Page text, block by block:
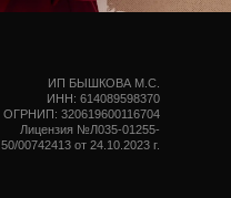
ИП БЫШКОВА М.С.
ИНН: 614089598370
ОГРНИП: 320619600116704
Лицензия №Л035-01255-
50/00742413 от 24.10.2023 г.